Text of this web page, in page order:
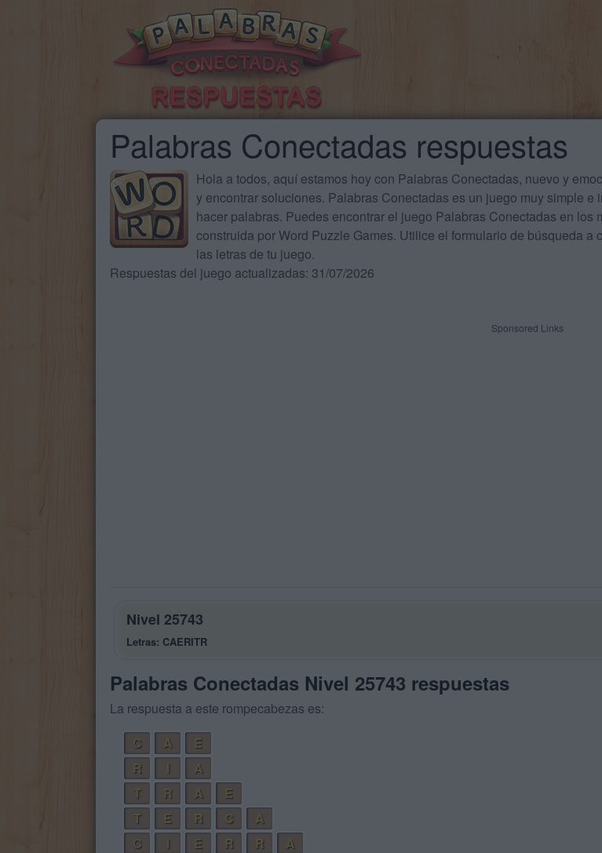
Palabras Conectadas respuestas
Hola a todos, aquí estamos hoy con Palabras Conectadas, nuevo y
y encontrar soluciones. Palabras Conectadas es un juego muy simple
hacer palabras. Puedes encontrar el juego Palabras Conectadas en
construida por Word Puzzle Games. Utilice el formulario de búsqueda
las letras de tu juego.
Respuestas del juego actualizadas: 31/07/2026
Sponsored Links
Nivel 25743
Letras: CAERITR
Palabras Conectadas Nivel 25743 respuestas
La respuesta a este rompecabezas es:
C
A
E
R
A
T
R A
E
T
E R C
A
C
E R R
A